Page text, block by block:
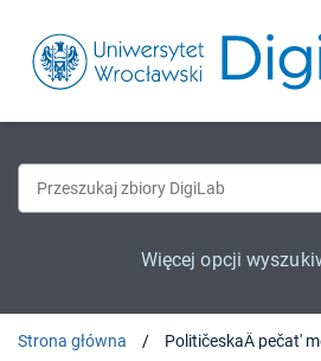
Więcej opcji
Strona główna